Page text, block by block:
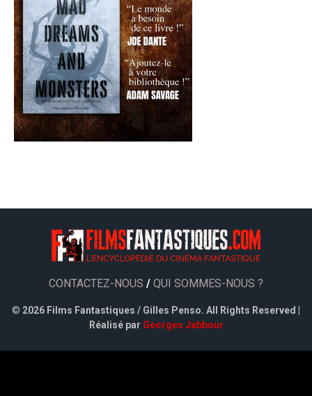
CONTACTEZ-NOUS / QUI SOMMES-NOUS ?
© 2026 Films Fantastiques / Gilles Penso. All Rights Reserved |
Réalisé par Georges Jabbour